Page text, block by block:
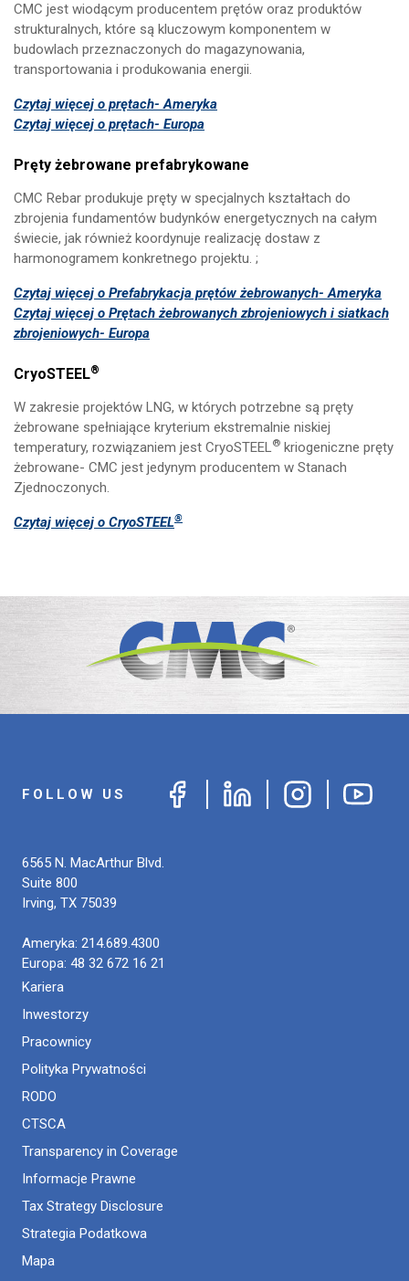
CMC jest wiodącym producentem prętów oraz produktów
strukturalnych, które są kluczowym komponentem w
budowlach przeznaczonych do magazynowania,
transportowania i produkowania energii.
Czytaj więcej o prętach- Ameryka
Czytaj więcej o prętach- Europa
Pręty żebrowane prefabrykowane
CMC Rebar produkuje pręty w specjalnych kształtach do
zbrojenia fundamentów budynków energetycznych na całym
świecie, jak również koordynuje realizację dostaw z
harmonogramem konkretnego projektu. ;
Czytaj więcej o Prefabrykacja prętów żebrowanych- Ameryka
Czytaj więcej o Prętach żebrowanych zbrojeniowych i siatkach
zbrojeniowych- Europa
CryoSTEEL®
W zakresie projektów LNG, w których potrzebne są pręty
żebrowane spełniające kryterium ekstremalnie niskiej
temperatury, rozwiązaniem jest CryoSTEEL® kriogeniczne pręty
żebrowane- CMC jest jedynym producentem w Stanach
Zjednoczonych.
Czytaj więcej o CryoSTEEL®
FOLLOW US
6565 N. MacArthur Blvd.
Suite 800
Irving, TX 75039
Ameryka: 214.689.4300
Europa: 48 32 672 16 21
Kariera
Inwestorzy
Pracownicy
Polityka Prywatności
RODO
CTSCA
Transparency in Coverage
Informacje Prawne
Tax Strategy Disclosure
Strategia Podatkowa
Mapa